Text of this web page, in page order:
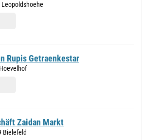
Rupis Getraenkestar
Zaidan Markt
Bielefeld